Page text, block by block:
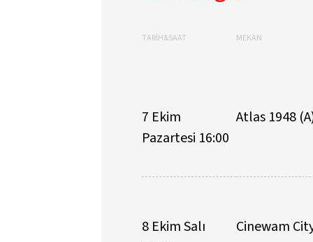
TARİH&SAAT MEKAN
7 Ekim
Pazartesi 16:00
Atlas 1948
8 Ekim Salı
Cinewam